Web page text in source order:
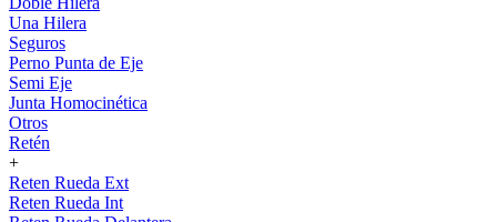
Una Hilera
Seguros
Perno Punta de Eje
Semi Eje
Junta Homocinética
Otros
Retén
+
Reten Rueda Ext
Reten Rueda Int